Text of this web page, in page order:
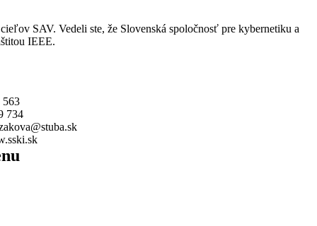
SAV. Vedeli ste, že Slovenská spoločnosť pre kybernetiku a
IEEE.
563
734